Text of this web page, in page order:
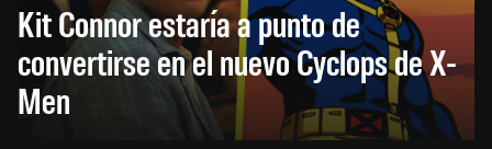
Kit Connor estaría a punto de
convertirse en el nuevo Cyclops de X-
Men